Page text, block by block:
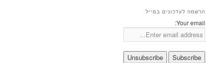
הרשמה לעדכונים במייל
Your email: